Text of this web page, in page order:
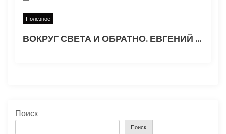
Полезное
ВОКРУГ СВЕТА И ОБРАТНО. ЕВГЕНИЙ ГВОЗДЕВ. Часть 1
Поиск
Поиск